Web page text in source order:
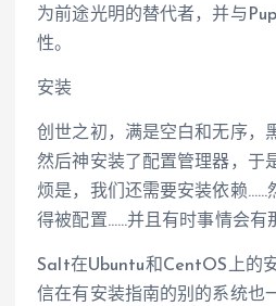
为前途光明的替代者，并与
性。
安装
创世之初，满是空白和无序，
然后神安装了配置管理器，于
烦是，我们还需要安装依赖……
得被配置……并且有时事情会有
Salt在Ubuntu和CentOS上的
信在有安装指南的别的系统也